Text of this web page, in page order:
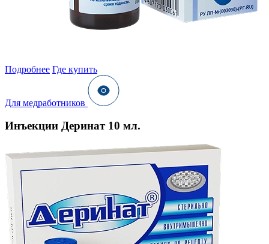
Подробнее Где купить
Для медработников
Инъекции Деринат 10 мл.